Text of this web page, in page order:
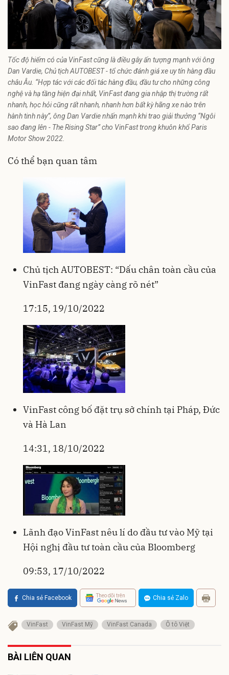
Tốc độ hiếm có của VinFast cũng là điều gây ấn tượng mạnh với ông
Dan Vardie, Chủ tịch AUTOBEST - tổ chức đánh giá xe uy tín hàng đầu
châu Âu. “Hợp tác với các đối tác hàng đầu, đầu tư cho những công
nghệ và hạ tầng hiện đại nhất, VinFast đang gia nhập thị trường rất
nhanh, học hỏi cũng rất nhanh, nhanh hơn bất kỳ hãng xe nào trên
hành tinh này”, ông Dan Vardie nhấn mạnh khi trao giải thưởng “Ngôi
sao đang lên - The Rising Star” cho VinFast trong khuôn khổ Paris
Motor Show 2022.
Có thể bạn quan tâm
Chủ tịch AUTOBEST: “Dấu chân toàn cầu của
VinFast đang ngày càng rõ nét”
17:15, 19/10/2022
VinFast công bố đặt trụ sở chính tại Pháp, Đức
và Hà Lan
14:31, 18/10/2022
Lãnh đạo VinFast nêu lí do đầu tư vào Mỹ tại
Hội nghị đầu tư toàn cầu của Bloomberg
09:53, 17/10/2022
Chia sẻ Facebook Theo dõi trên Chia sẻ Zalo
VinFast VinFast Mỹ VinFast Canada Ô tô Việt
BÀI LIÊN QUAN